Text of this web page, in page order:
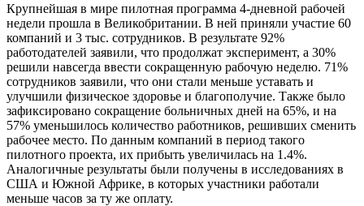
Крупнейшая в мире пилотная программа 4-дневной рабочей
недели прошла в Великобритании. В ней приняли участие 60
компаний и 3 тыс. сотрудников. В результате 92%
работодателей заявили, что продолжат эксперимент, а 30%
решили навсегда ввести сокращенную рабочую неделю. 71%
сотрудников заявили, что они стали меньше уставать и
улучшили физическое здоровье и благополучие. Также было
зафиксировано сокращение больничных дней на 65%, и на
57% уменьшилось количество работников, решивших сменить
рабочее место. По данным компаний в период такого
пилотного проекта, их прибыть увеличилась на 1.4%.
Аналогичные результаты были получены в исследованиях в
США и Южной Африке, в которых участники работали
меньше часов за ту же оплату.